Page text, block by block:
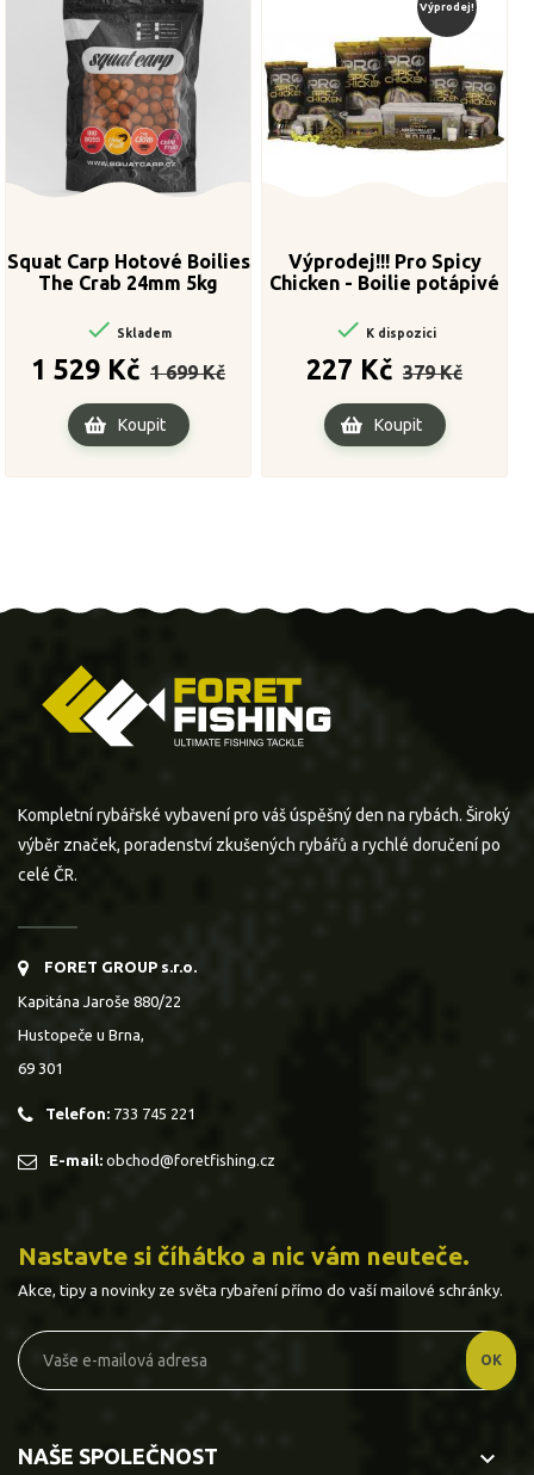
Squat Carp Hotové Boilies
The Crab 24mm 5kg
 Skladem
1 529 Kč
cena
1 699 Kč
Koupit
Výprodej!
Výprodej!!! Pro Spicy
Chicken - Boilie potápivé
 K dispozici
227 Kč
cena
379 Kč
Koupit
Kompletní rybářské vybavení pro váš úspěšný den na rybách. Široký
výběr značek, poradenství zkušených rybářů a rychlé doručení po
celé ČR.
FORET GROUP s.r.o.
Kapitána Jaroše 880/22
Hustopeče u Brna,
69 301
Telefon: 733 745 221
E-mail: obchod@foretfishing.cz
Nastavte si číhátko a nic vám neuteče.
Akce, tipy a novinky ze světa rybaření přímo do vaší mailové schránky.
NAŠE SPOLEČNOST keyboard_arrow_down